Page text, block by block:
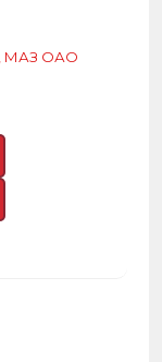
МАЗ ОАО